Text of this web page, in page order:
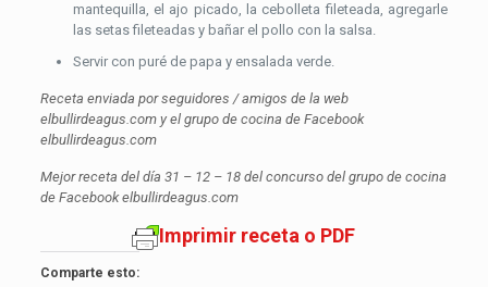
mantequilla, el ajo picado, la cebolleta fileteada, agregarle
las setas fileteadas y bañar el pollo con la salsa.
Servir con puré de papa y ensalada verde.
Receta enviada por seguidores / amigos de la web
elbullirdeagus.com y el grupo de cocina de Facebook
elbullirdeagus.com
Mejor receta del día 31 – 12 – 18 del concurso del grupo de cocina
de Facebook elbullirdeagus.com
Imprimir receta o PDF
Comparte esto: